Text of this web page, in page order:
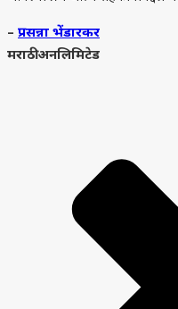
– प्रसन्ना भेंडारकर
मराठी अनलिमिटेड